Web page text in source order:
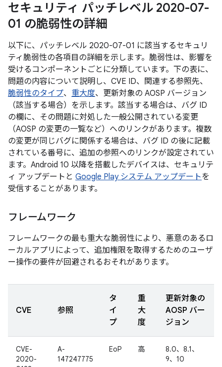
セキュリティ パッチレベル 2020-07-
01 の脆弱性の詳細
以下に、パッチレベル 2020-07-01 に該当するセキュリ
ティ脆弱性の各項目の詳細を示します。脆弱性は、影響を
受けるコンポーネントごとに分類しています。下の表に、
問題の内容について説明し、CVE ID、関連する参照先、
脆弱性のタイプ、 重大度、更新対象の AOSP バージョン
（該当する場合）を示します。該当する場合は、バグ ID
の欄に、その問題に対処した一般公開されている変更
（AOSP の変更の一覧など）へのリンクがあります。複数
の変更が同じバグに関係する場合は、バグ ID の後に記載
されている番号に、追加の参照へのリンクが設定されてい
ます。Android 10 以降を搭載したデバイスは、セキュリテ
ィ アップデートと Google Play システム アップデートを
受信することがあります。
フレームワーク
フレームワークの最も重大な脆弱性により、悪意のあるロ
ーカルアプリによって、追加権限を取得するためのユーザ
ー操作の要件が回避されるおそれがあります。
CVE 参照
タ
イ
プ
重
大
度
更新対象の
AOSP バー
ジョン
CVE-
2020-
A-
147247775
EoP 高
8.0、8.1、
9、10